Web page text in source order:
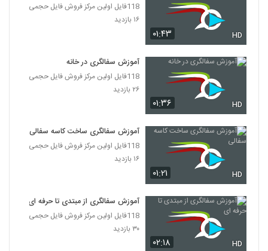
۰۱:۴۳ HD
118فایل اولین مرکز فروش فایل حجمی
۱۶ بازدید
۰۱:۳۶ HD
آموزش سفالگری در خانه
118فایل اولین مرکز فروش فایل حجمی
۲۶ بازدید
۰۱:۲۱ HD
آموزش سفالگری ساخت کاسه سفالی
118فایل اولین مرکز فروش فایل حجمی
۱۶ بازدید
۰۲:۱۸ HD
آموزش سفالگری از مبتدی تا حرفه ای
118فایل اولین مرکز فروش فایل حجمی
۳۰ بازدید